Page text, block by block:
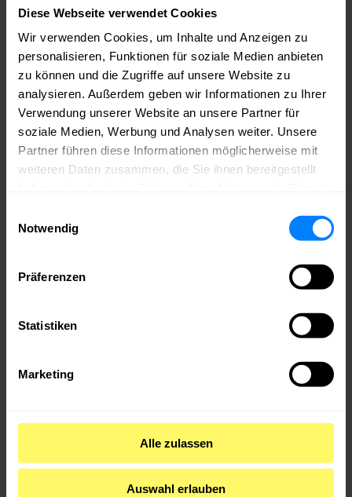
Diese Webseite verwendet Cookies
Wir verwenden Cookies, um Inhalte und Anzeigen zu
personalisieren, Funktionen für soziale Medien anbieten
zu können und die Zugriffe auf unsere Website zu
analysieren. Außerdem geben wir Informationen zu Ihrer
Verwendung unserer Website an unsere Partner für
soziale Medien, Werbung und Analysen weiter. Unsere
Partner führen diese Informationen möglicherweise mit
weiteren Daten zusammen, die Sie ihnen bereitgestellt
Notwendig
Präferenzen
Statistiken
Marketing
Alle zulassen
Auswahl erlauben
CBO Creative Broker Owner GmbH
Andreas Gebhard
hello@cbo.de
cbo.berlin
Werde jetzt Mitglied im medianet.
Bei uns triffst du die richtigen Leute – aus deiner Branche und weit
darüber hinaus. Du bekommst Zugang zu Wissen, Sichtbarkeit für
dein Unternehmen und echte Chancen, dich einzubringen – ob auf
der Bühne, im Netzwerk oder im Austausch mit Politik und
Mitglied werden
dem medianet!
der Community, Mitgliederaktionen und, und, und. Melde dich jetzt
an für den Community-, Job- oder Games-Newsletter!
Abonniere unsere Newsletter!
Erfahre direkt von neuen Events & exklusiven